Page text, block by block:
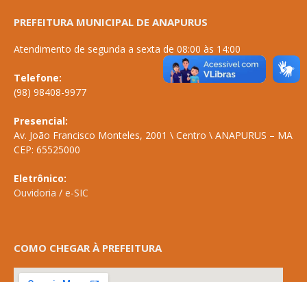
PREFEITURA MUNICIPAL DE ANAPURUS
Atendimento de segunda a sexta de 08:00 às 14:00
Telefone:
(98) 98408-9977
Presencial:
Av. João Francisco Monteles, 2001 \ Centro \ ANAPURUS – MA
CEP: 65525000
Eletrônico:
Ouvidoria / e-SIC
COMO CHEGAR À PREFEITURA